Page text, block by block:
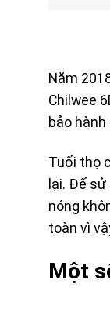
Năm
Chilwee
bảo
Tuổi thọ
lại. Để
nóng
toàn vì
Một